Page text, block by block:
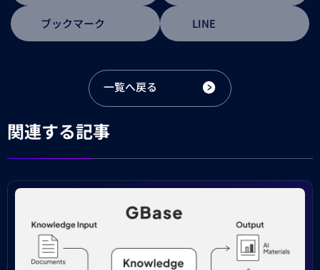
ブックマーク LINE
一覧へ戻る
関連する記事